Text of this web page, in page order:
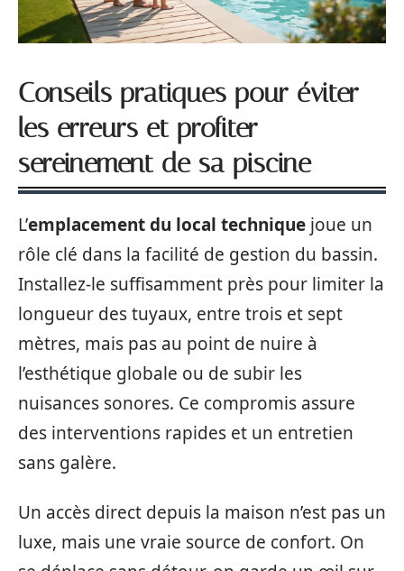
Conseils pratiques pour éviter
les erreurs et profiter
sereinement de sa piscine
L’emplacement du local technique joue un
rôle clé dans la facilité de gestion du bassin.
Installez-le suffisamment près pour limiter la
longueur des tuyaux, entre trois et sept
mètres, mais pas au point de nuire à
l’esthétique globale ou de subir les
nuisances sonores. Ce compromis assure
des interventions rapides et un entretien
sans galère.
Un accès direct depuis la maison n’est pas un
luxe, mais une vraie source de confort. On